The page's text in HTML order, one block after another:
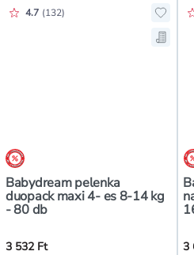
árréscsökkentés
Babydream pelenka
duopack maxi 4- es 8-14 kg
- 80 db
Értékelés pontszáma:
4.7 (132)
3 532 Ft 3